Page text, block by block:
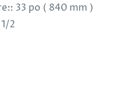
33 po ( 840 mm )
2